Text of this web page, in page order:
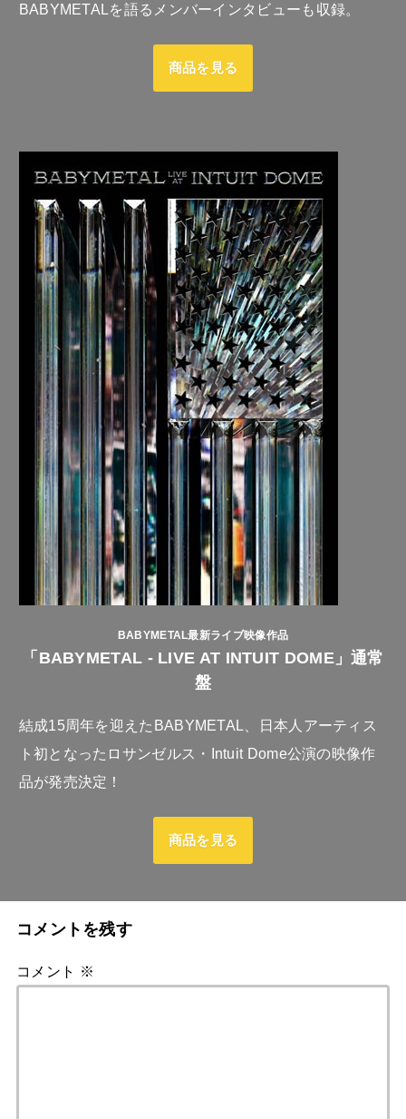
BABYMETALを語るメンバーインタビューも収録。
商品を見る
BABYMETAL最新ライブ映像作品
「BABYMETAL - LIVE AT INTUIT DOME」通常
盤
結成15周年を迎えたBABYMETAL、日本人アーティス
ト初となったロサンゼルス・Intuit Dome公演の映像作
品が発売決定！
商品を見る
コメントを残す
コメント ※